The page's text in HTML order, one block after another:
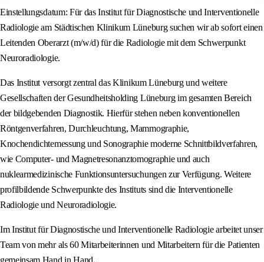
Einstellungsdatum: Für das Institut für Diagnostische und Interventionelle
Radiologie am Städtischen Klinikum Lüneburg suchen wir ab sofort einen
Leitenden Oberarzt (m/w/d) für die Radiologie mit dem Schwerpunkt
Neuroradiologie.
Das Institut versorgt zentral das Klinikum Lüneburg und weitere
Gesellschaften der Gesundheitsholding Lüneburg im gesamten Bereich
der bildgebenden Diagnostik. Hierfür stehen neben konventionellen
Röntgenverfahren, Durchleuchtung, Mammographie,
Knochendichtemessung und Sonographie moderne Schnittbildverfahren,
wie Computer- und Magnetresonanztomographie und auch
nuklearmedizinische Funktionsuntersuchungen zur Verfügung. Weitere
profilbildende Schwerpunkte des Instituts sind die Interventionelle
Radiologie und Neuroradiologie.
Im Institut für Diagnostische und Interventionelle Radiologie arbeitet unser
Team von mehr als 60 Mitarbeiterinnen und Mitarbeitern für die Patienten